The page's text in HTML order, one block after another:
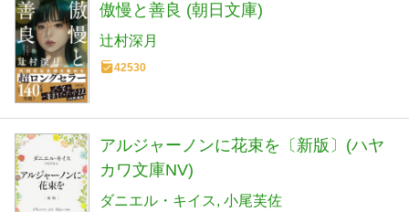
傲慢と善良 (朝日文庫)
辻村深月
42530
アルジャーノンに花束を〔新版〕(ハヤ
カワ文庫NV)
ダニエル・キイス 小尾芙佐